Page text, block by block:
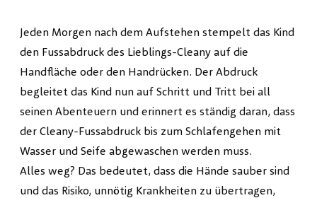
Jeden Morgen nach dem Aufstehen stempelt das Kind
den Fussabdruck des Lieblings-Cleany auf die
Handfläche oder den Handrücken. Der Abdruck
begleitet das Kind nun auf Schritt und Tritt bei all
seinen Abenteuern und erinnert es ständig daran, dass
der Cleany-Fussabdruck bis zum Schlafengehen mit
Wasser und Seife abgewaschen werden muss.
Alles weg? Das bedeutet, dass die Hände sauber sind
und das Risiko, unnötig Krankheiten zu übertragen,